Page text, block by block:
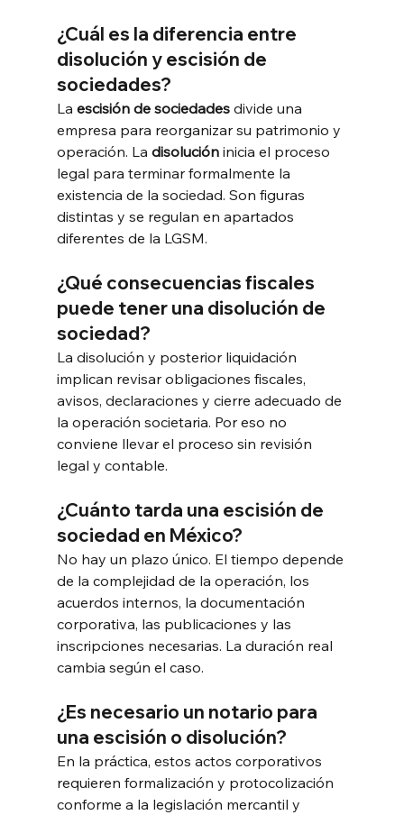
¿Cuál es la diferencia entre
disolución y escisión de
sociedades?
La escisión de sociedades divide una
empresa para reorganizar su patrimonio y
operación. La disolución inicia el proceso
legal para terminar formalmente la
existencia de la sociedad. Son figuras
distintas y se regulan en apartados
diferentes de la LGSM.
¿Qué consecuencias fiscales
puede tener una disolución de
sociedad?
La disolución y posterior liquidación
implican revisar obligaciones fiscales,
avisos, declaraciones y cierre adecuado de
la operación societaria. Por eso no
conviene llevar el proceso sin revisión
legal y contable.
¿Cuánto tarda una escisión de
sociedad en México?
No hay un plazo único. El tiempo depende
de la complejidad de la operación, los
acuerdos internos, la documentación
corporativa, las publicaciones y las
inscripciones necesarias. La duración real
cambia según el caso.
¿Es necesario un notario para
una escisión o disolución?
En la práctica, estos actos corporativos
requieren formalización y protocolización
conforme a la legislación mercantil y